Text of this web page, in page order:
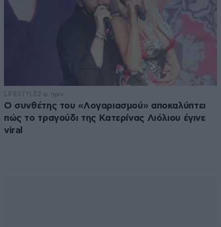
LIFESTYLE2 ω. πριν
Ο συνθέτης του «Λογαριασμού» αποκαλύπτει
πώς το τραγούδι της Κατερίνας Λιόλιου έγινε
viral